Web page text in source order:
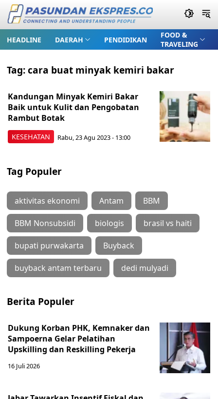
HEADLINE DAERAH PENDIDIKAN
FOOD &
TRAVELING
Tag:cara buat minyak kemiri bakar
KESEHATAN
Kandungan Minyak Kemiri Bakar
Baik untuk Kulit dan Pengobatan
Rambut Botak
Rabu, 23 Agu 2023 - 13:00
Tag Populer
aktivitas ekonomi Antam BBM
BBM Nonsubsidi biologis brasil vs haiti
bupati purwakarta Buyback
buyback antam terbaru dedi mulyadi
Berita Populer
Dukung Korban PHK, Kemnaker dan
Sampoerna Gelar Pelatihan
Upskilling dan Reskilling Pekerja
16 Juli 2026